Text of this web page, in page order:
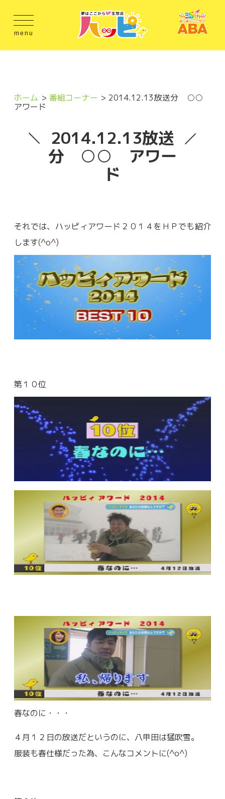
menu
ホーム 番組コーナー
2014.12.13放送分 ○○
アワード
2014.12.13放送
分 ○○ アワー
ド
それでは、ハッピィアワード２０１４をＨＰでも紹介
します(^o^)
第１０位
春なのに・・・
４月１２日の放送だというのに、八甲田は猛吹雪。
服装も春仕様だった為、こんなコメントに(^o^)